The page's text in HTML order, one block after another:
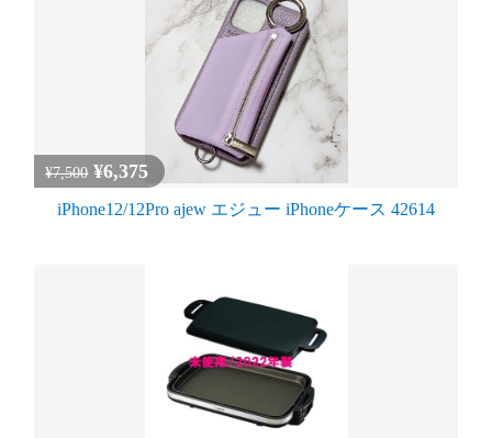
¥7,500 ¥6,375
iPhone12/12Pro ajew エジュー iPhoneケース 42614